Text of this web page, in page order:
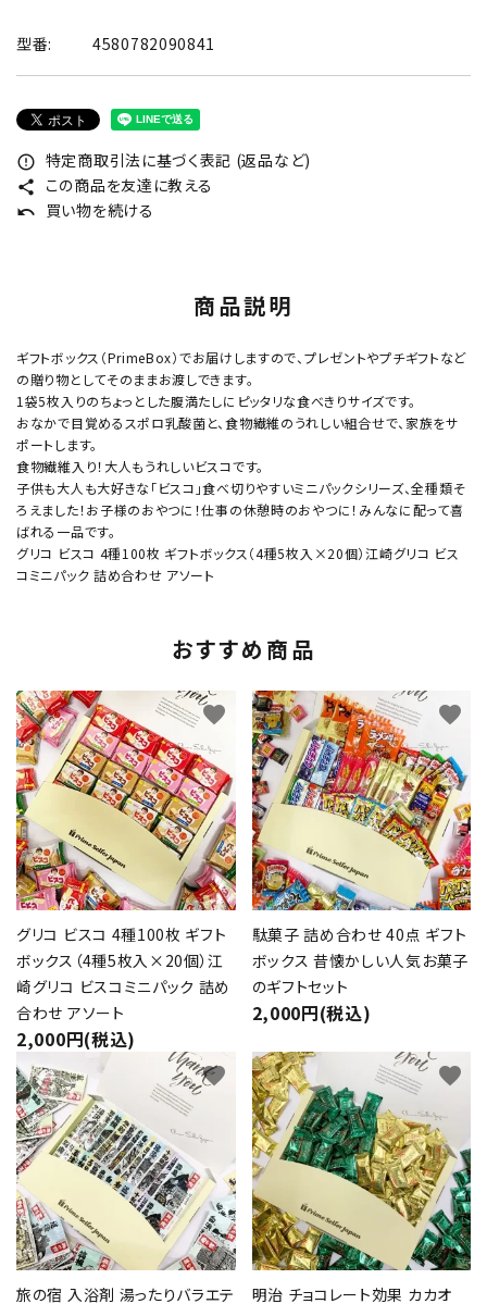
型番: 4580782090841
error_outline 特定商取引法に基づく表記 (返品など)
share この商品を友達に教える
undo 買い物を続ける
商品説明
ギフトボックス（PrimeBox）でお届けしますので、プレゼントやプチギフトなど
の贈り物としてそのままお渡しできます。
1袋5枚入りのちょっとした腹満たしにピッタリな食べきりサイズです。
おなかで目覚めるスポロ乳酸菌と、食物繊維のうれしい組合せで、家族をサ
ポートします。
食物繊維入り！大人もうれしいビスコです。
子供も大人も大好きな「ビスコ」食べ切りやすいミニパックシリーズ、全種類そ
ろえました！お子様のおやつに！仕事の休憩時のおやつに！みんなに配って喜
ばれる一品です。
グリコ ビスコ 4種100枚 ギフトボックス（4種5枚入×20個）江崎グリコ ビス
コミニパック 詰め合わせ アソート
おすすめ商品
グリコ ビスコ 4種100枚 ギフト
ボックス（4種5枚入×20個）江
崎グリコ ビスコミニパック 詰め
合わせ アソート
2,000円(税込)
favorite
駄菓子 詰め合わせ 40点 ギフト
ボックス 昔懐かしい人気お菓子
のギフトセット
2,000円(税込)
favorite
旅の宿 入浴剤 湯ったりバラエテ
favorite
明治 チョコレート効果 カカオ
favorite